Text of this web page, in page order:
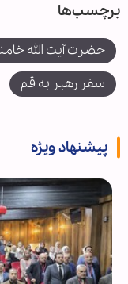
برچسب‌ها
حضرت آیت الله
سفر رهبر به قم
پیشنهاد ویژه